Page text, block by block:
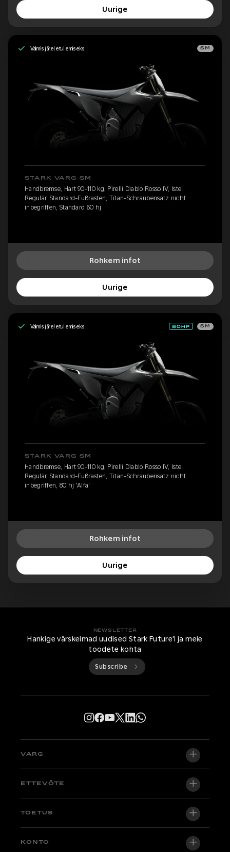
Uurige
Valmis järeletulemiseks SM
STARK VARG SM
Handbremse, Hart 90-110 kg, Pirelli Diablo Rosso IV, Iste
Regulär, Standard-Fußrasten, Titan-Schraubensatz nicht
inbegriffen, Standard 60 hj
Rohkem infot
Uurige
Valmis järeletulemiseks SM
STARK VARG SM
Handbremse, Hart 90-110 kg, Pirelli Diablo Rosso IV, Iste
Regulär, Standard-Fußrasten, Titan-Schraubensatz nicht
inbegriffen, 80 hj 'Alfa'
Rohkem infot
Uurige
NEWSLETTER
Hankige värskeimad uudised Stark Future'i ja meie
toodete kohta
Subscribe
VARG
VARG EX
Factory Edition
ETTEVÕTE
Meie kohta
TOETUS
Tugikeskus
KONTO